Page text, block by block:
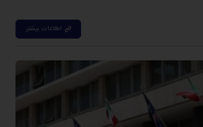
اطلاعات بیشتر